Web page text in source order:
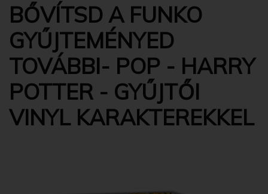
BŐVÍTSD A FUNKO
GYŰJTEMÉNYED
TOVÁBBI- POP - HARRY
POTTER - GYŰJTŐI
VINYL KARAKTEREKKEL